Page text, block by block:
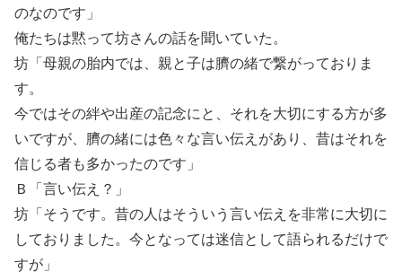
のなのです」
俺たちは黙って坊さんの話を聞いていた。
坊「母親の胎内では、親と子は臍の緒で繋がっておりま
す。
今ではその絆や出産の記念にと、それを大切にする方が多
いですが、臍の緒には色々な言い伝えがあり、昔はそれを
信じる者も多かったのです」
Ｂ「言い伝え？」
坊「そうです。昔の人はそういう言い伝えを非常に大切に
しておりました。今となっては迷信として語られるだけで
すが」